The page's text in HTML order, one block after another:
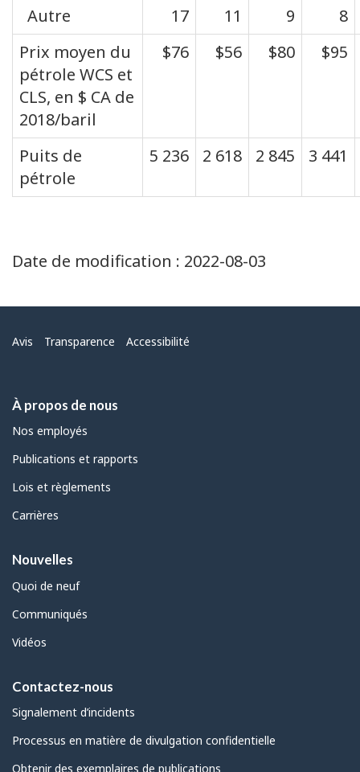
Autre
17 11 9
8
Prix moyen du
pétrole WCS et
CLS, en $ CA de
2018/baril
$76 $56 $80 $95
Puits de
pétrole
5 236 2 618 2 845 3 441
Date de modification : 2022-08-03
Menu
Avis Transparence Accessibilité
À propos de nous
Nos employés
Publications et rapports
Lois et règlements
Carrières
Nouvelles
Quoi de neuf
Communiqués
Vidéos
Contactez-nous
Signalement d’incidents
Processus en matière de divulgation confidentielle
Obtenir des exemplaires de publications